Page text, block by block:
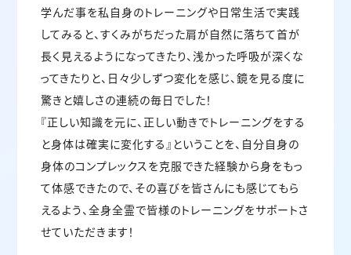
学んだ事を私自身のトレーニングや日常生活で実践
してみると、すくみがちだった肩が自然に落ちて首が
長く見えるようになってきたり、浅かった呼吸が深くな
ってきたりと、日々少しずつ変化を感じ、鏡を見る度に
驚きと嬉しさの連続の毎日でした！
『正しい知識を元に、正しい動きでトレーニングをする
と身体は確実に変化する』ということを、自分自身の
身体のコンプレックスを克服できた経験から身をもっ
て体感できたので、その喜びを皆さんにも感じてもら
えるよう、全身全霊で皆様のトレーニングをサポートさ
せていただきます！